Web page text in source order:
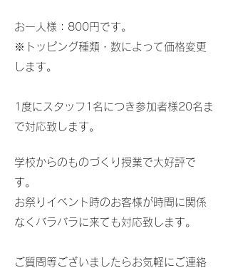
お一人様：800円です。
​※トッピング種類・数によって価格変更
します。
1度にスタッフ1名につき参加者様20名ま
で対応致します。
​学校からのものづくり授業で大好評で
す。
お祭りイベント時のお客様が時間に関係
なくバラバラに来ても対応致します。
​ご質問等ございましたらお気軽にご連絡